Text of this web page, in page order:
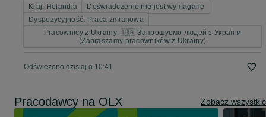
Kraj: Holandia
Doświadczenie nie jest wymagane
Dyspozycyjność: Praca zmianowa
Pracownicy z Ukrainy: 🇺🇦 Запрошуємо людей з України
(Zapraszamy pracowników z Ukrainy)
Odświeżono dzisiaj o 10:41
Pracodawcy na OLX Zobacz